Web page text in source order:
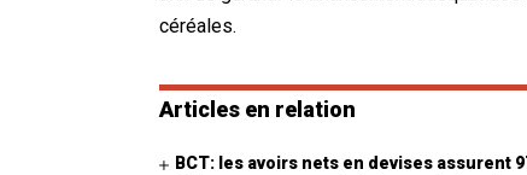
céréales.
Articles en relation
BCT: les avoirs nets en devises assurent